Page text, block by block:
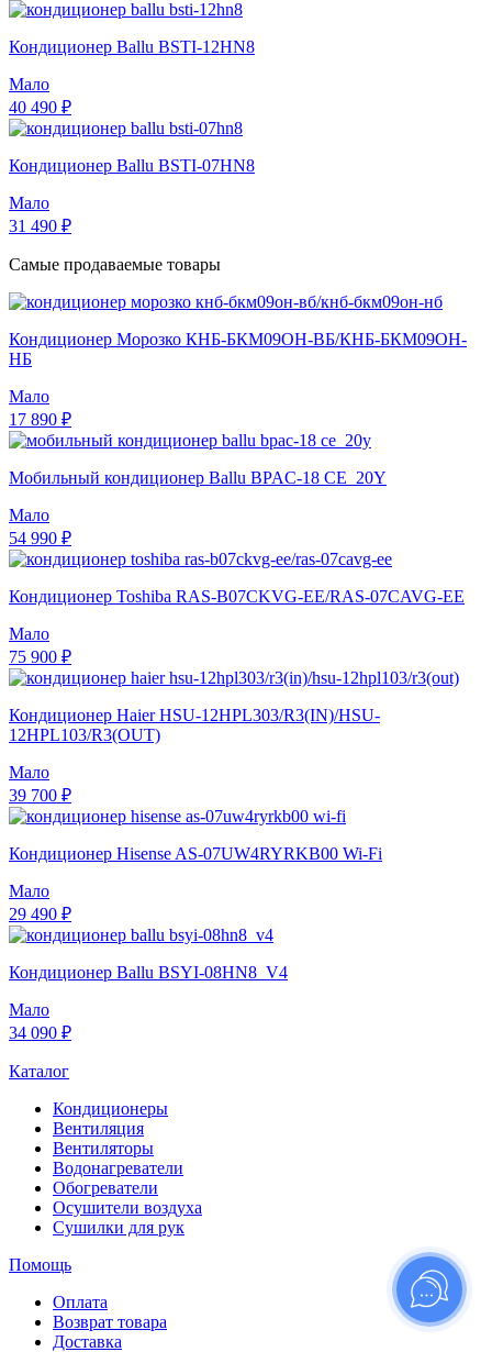
Кондиционер Ballu BSTI-12HN8
Мало
40 490 ₽
Кондиционер Ballu BSTI-07HN8
Мало
31 490 ₽
Самые продаваемые товары
Кондиционер Морозко КНБ-БКМ09ОН-ВБ/КНБ-БКМ09ОН-
НБ
Мало
17 890 ₽
Мобильный кондиционер Ballu BPAC-18 CE_20Y
Мало
54 990 ₽
Кондиционер Toshiba RAS-B07CKVG-EE/RAS-07CAVG-EE
Мало
75 900 ₽
Кондиционер Haier HSU-12HPL303/R3(IN)/HSU-
12HPL103/R3(OUT)
Мало
39 700 ₽
Кондиционер Hisense AS-07UW4RYRKB00 Wi-Fi
Мало
29 490 ₽
Кондиционер Ballu BSYI-08HN8_V4
Мало
34 090 ₽
Каталог
Кондиционеры
Вентиляция
Вентиляторы
Водонагреватели
Обогреватели
Осушители воздуха
Сушилки для рук
Помощь
Оплата
Возврат товара
Доставка